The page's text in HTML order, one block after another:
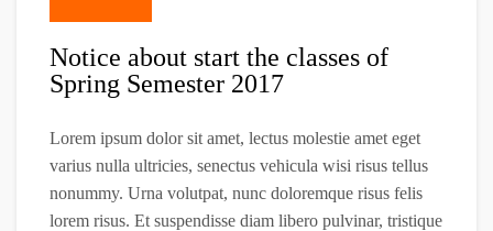
Notice about start the classes of
Spring Semester 2017
Lorem ipsum dolor sit amet, lectus molestie amet eget
varius nulla ultricies, senectus vehicula wisi risus tellus
nonummy. Urna volutpat, nunc doloremque risus felis
lorem risus. Et suspendisse diam libero pulvinar, tristique